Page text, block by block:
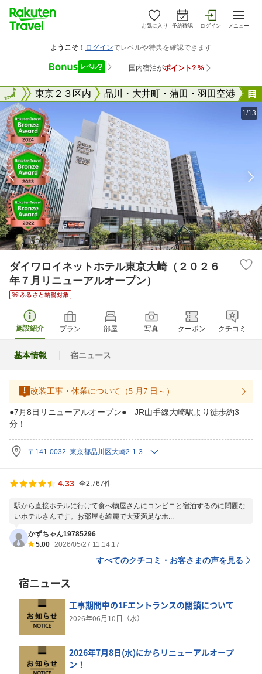
お気に入り 予約確認 ログイン メニュー
京都 東京２３区内 品川・大井町・蒲田・羽田空港
全国
1/13
ダイワロイネットホテル東京大崎（２０２６
年７月リニューアルオープン）
施設紹介 プラン 部屋 写真 クーポン クチコミ
基本情報 宿ニュース
改装工事・休業について（5 月7 日～）
●7月8日リニューアルオープン● JR山手線大崎駅より徒歩約3
分！
〒141-0032 東京都品川区大崎2-1-3
4.33 全2,767件
駅から直接ホテルに行けて食べ物屋さんにコンビニと宿泊するのに問題な
いホテルさんです。お部屋も綺麗で大変満足なホ...
かずちゃん19785296
5.00 2026/05/27 11:14:17
すべてのクチコミ・お客さまの声を見る
宿ニュース
工事期間中の1Fエントランスの閉鎖について
2026年06月10日（水）
2026年7月8日(水)にからリニューアルオープ
ン！